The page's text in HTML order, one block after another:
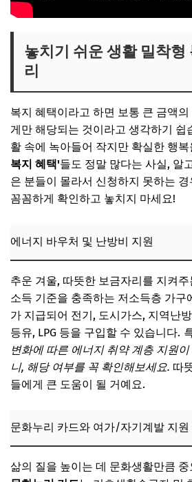
놓치기 쉬운 생활 밀착형
리
복지 혜택이라고 하면 보통 큰 금액
게만 해당되는 것이라고 생각하기 쉽
활 속에 녹아들어 작지만 확실한 행복
복지 혜택'들도 정말 많다는 사실, 알
은 분들이 몰라서 신청하지 못하는
꼼꼼하게 확인하고 놓치지 마세요!
에너지 바우처 및 난방비 지원
추운 겨울, 따뜻한 보금자리를 지켜
소득 기준을 충족하는 저소득층 가구
가 지급되어 전기, 도시가스, 지역난
등유, LPG 등을 구입할 수 있습니다.
변화에 따른 에너지 취약 계층 지원
니, 해당 여부를 꼭 확인해보세요. 따
들에게 큰 도움이 될 거예요.
문화누리 카드와 여가/자기계발 지원
삶의 질을 높이는 데 문화생활만큼